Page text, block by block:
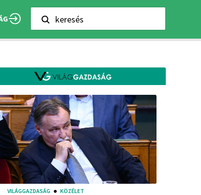
keresés
VILÁGGAZDASÁG KÖZÉLET